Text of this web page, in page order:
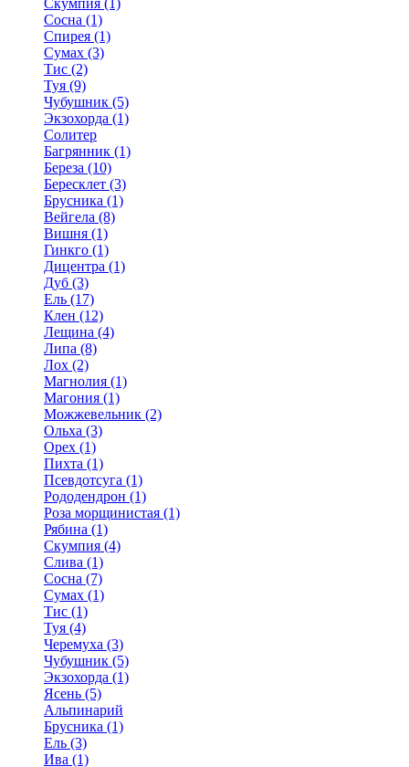
Скумпия (1)
Сосна (1)
Спирея (1)
Сумах (3)
Тис (2)
Туя (9)
Чубушник (5)
Экзохорда (1)
Солитер
Багрянник (1)
Береза (10)
Бересклет (3)
Брусника (1)
Вейгела (8)
Вишня (1)
Гинкго (1)
Дицентра (1)
Дуб (3)
Ель (17)
Клен (12)
Лещина (4)
Липа (8)
Лох (2)
Магнолия (1)
Магония (1)
Можжевельник (2)
Ольха (3)
Орех (1)
Пихта (1)
Псевдотсуга (1)
Рододендрон (1)
Роза морщинистая (1)
Рябина (1)
Скумпия (4)
Слива (1)
Сосна (7)
Сумах (1)
Тис (1)
Туя (4)
Черемуха (3)
Чубушник (5)
Экзохорда (1)
Ясень (5)
Альпинарий
Брусника (1)
Ель (3)
Ива (1)